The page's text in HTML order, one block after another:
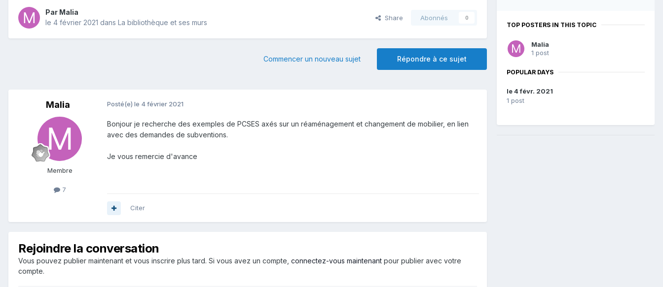
Par Malia
le 4 février 2021 dans La bibliothèque et ses murs
Share Abonnés 0
Répondre à ce sujet
Commencer un nouveau sujet
Malia
Membre
7
Posté(e) le 4 février 2021
Bonjour je recherche des exemples de PCSES axés sur un réaménagement et changement de mobilier, en lien
avec des demandes de subventions.
Je vous remercie d'avance
Citer
Rejoindre la conversation
Vous pouvez publier maintenant et vous inscrire plus tard. Si vous avez un compte, connectez-vous maintenant pour publier avec votre
compte.
TOP POSTERS IN THIS TOPIC
Malia
1 post
POPULAR DAYS
le 4 févr. 2021
1 post